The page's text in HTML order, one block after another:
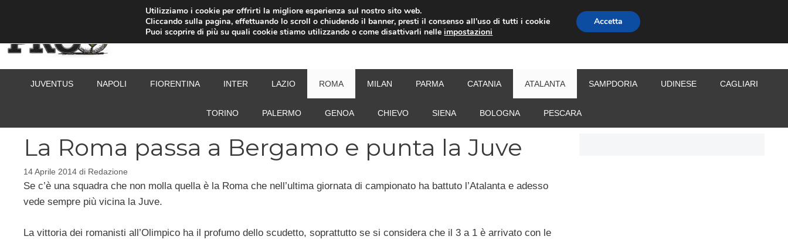
CALCIOMERCATO
JUVENTUS NAPOLI FIORENTINA INTER LAZIO ROMA MILAN PARMA CATANIA ATALANTA SAMPDORIA UDINESE CAGLIARI
TORINO PALERMO GENOA CHIEVO SIENA BOLOGNA PESCARA
La Roma passa a Bergamo e punta la Juve
14 Aprile 2014 di Redazione
Se c’è una squadra che non molla quella è la Roma che nell’ultima giornata di campionato ha battuto l’Atalanta e adesso
vede sempre più vicina la Juve.
La vittoria dei romanisti all’Olimpico ha il profumo dello scudetto, soprattutto se si considera che il 3 a 1 è arrivato con le
Utilizziamo i cookie per offrirti la migliore esperienza sul nostro sito web.
Cliccando sulla pagina, effettuando lo scroll o chiudendo il banner, presti il consenso all’uso di tutti i cookie
Puoi scoprire di più su quali cookie stiamo utilizzando o come disattivarli nelleimpostazioni
Accetta